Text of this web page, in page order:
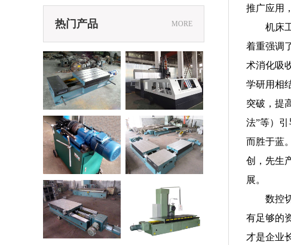
热门产品 MORE
定梁式数控龙门铣
床
2.5米机械滑台
XD1200型端面铣
床
推广应用
机床
着重强调
术消化吸
学研用相
突破，提
法”等）
而胜于蓝
创，先生
展。
数控
有足够的
才是企业